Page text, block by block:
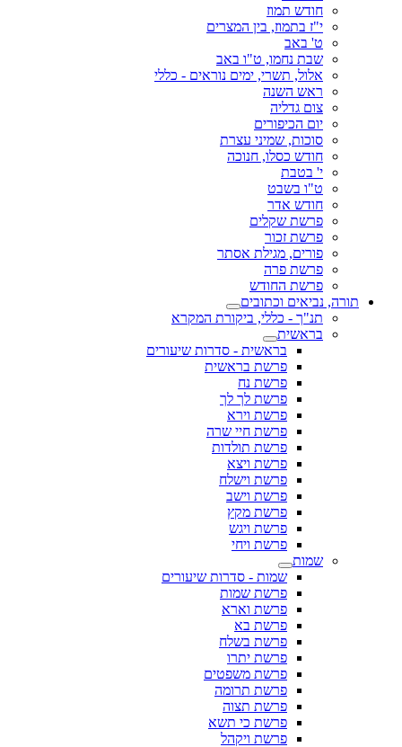
חודש תמוז
י"ז בתמוז, בין המצרים
ט' באב
שבת נחמו, ט"ו באב
אלול, תשרי, ימים נוראים - כללי
ראש השנה
צום גדליה
יום הכיפורים
סוכות, שמיני עצרת
חודש כסלו, חנוכה
י' בטבת
ט"ו בשבט
חודש אדר
פרשת שקלים
פרשת זכור
פורים, מגילת אסתר
פרשת פרה
פרשת החודש
תורה, נביאים וכתובים
תנ"ך - כללי, ביקורת המקרא
בראשית
בראשית - סדרות שיעורים
פרשת בראשית
פרשת נח
פרשת לך לך
פרשת וירא
פרשת חיי שרה
פרשת תולדות
פרשת ויצא
פרשת וישלח
פרשת וישב
פרשת מקץ
פרשת ויגש
פרשת ויחי
שמות
שמות - סדרות שיעורים
פרשת שמות
פרשת וארא
פרשת בא
פרשת בשלח
פרשת יתרו
פרשת משפטים
פרשת תרומה
פרשת תצוה
פרשת כי תשא
פרשת ויקהל